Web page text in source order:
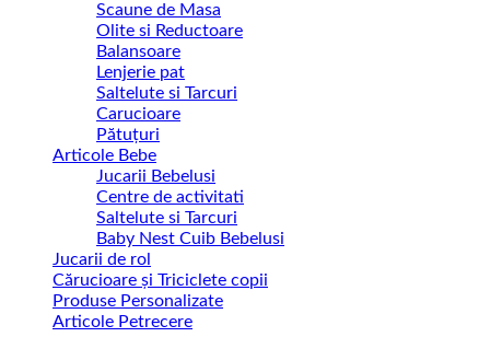
Scaune de Masa
Olite si Reductoare
Balansoare
Lenjerie pat
Saltelute si Tarcuri
Carucioare
Pătuțuri
Articole Bebe
Jucarii Bebelusi
Centre de activitati
Saltelute si Tarcuri
Baby Nest Cuib Bebelusi
Jucarii de rol
Cărucioare și Triciclete copii
Produse Personalizate
Articole Petrecere